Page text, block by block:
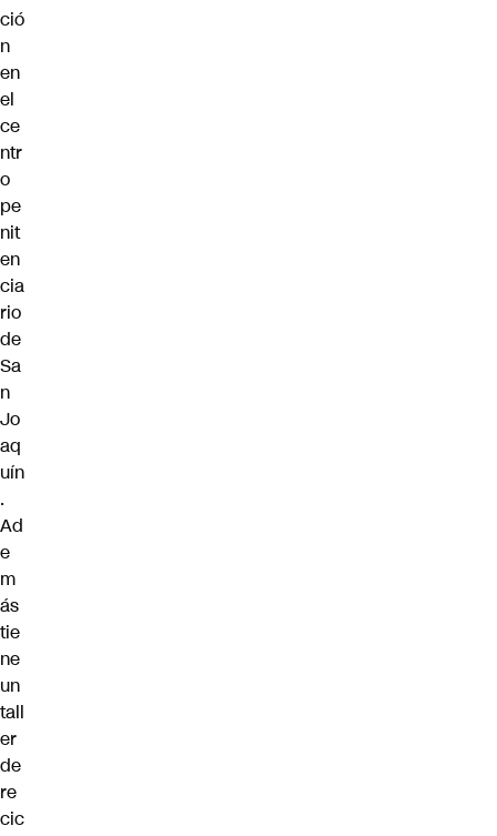
ció
n
en
el
ce
ntr
o
pe
nit
en
cia
rio
de
Sa
n
Jo
aq
uín
.
Ad
e
m
ás
tie
ne
un
tall
er
de
re
cic